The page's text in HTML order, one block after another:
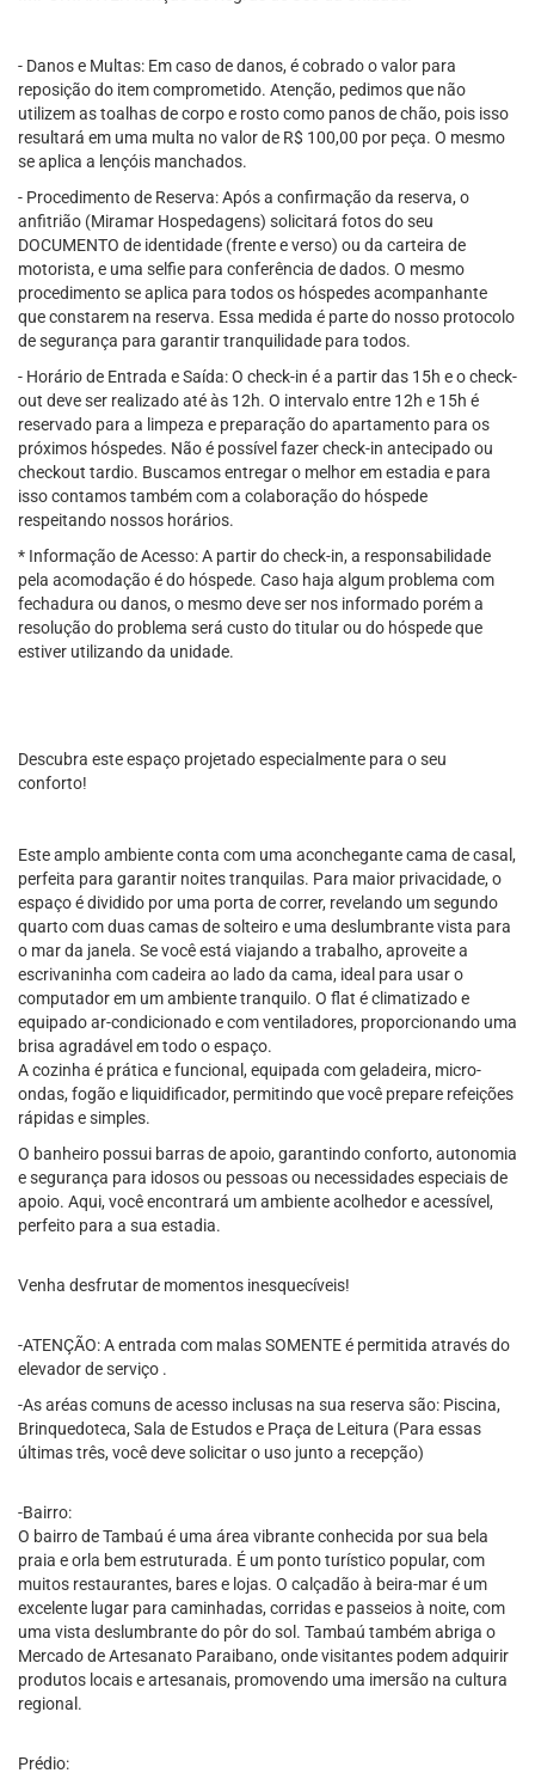
- Danos e Multas: Em caso de danos, é cobrado o valor para
reposição do item comprometido. Atenção, pedimos que não
utilizem as toalhas de corpo e rosto como panos de chão, pois isso
resultará em uma multa no valor de R$ 100,00 por peça. O mesmo
se aplica a lençóis manchados.
- Procedimento de Reserva: Após a confirmação da reserva, o
anfitrião (Miramar Hospedagens) solicitará fotos do seu
DOCUMENTO de identidade (frente e verso) ou da carteira de
motorista, e uma selfie para conferência de dados. O mesmo
procedimento se aplica para todos os hóspedes acompanhante
que constarem na reserva. Essa medida é parte do nosso protocolo
de segurança para garantir tranquilidade para todos.
- Horário de Entrada e Saída: O check-in é a partir das 15h e o check-
out deve ser realizado até às 12h. O intervalo entre 12h e 15h é
reservado para a limpeza e preparação do apartamento para os
próximos hóspedes. Não é possível fazer check-in antecipado ou
checkout tardio. Buscamos entregar o melhor em estadia e para
isso contamos também com a colaboração do hóspede
respeitando nossos horários.
* Informação de Acesso: A partir do check-in, a responsabilidade
pela acomodação é do hóspede. Caso haja algum problema com
fechadura ou danos, o mesmo deve ser nos informado porém a
resolução do problema será custo do titular ou do hóspede que
estiver utilizando da unidade.
Descubra este espaço projetado especialmente para o seu
conforto!
Este amplo ambiente conta com uma aconchegante cama de casal,
perfeita para garantir noites tranquilas. Para maior privacidade, o
espaço é dividido por uma porta de correr, revelando um segundo
quarto com duas camas de solteiro e uma deslumbrante vista para
o mar da janela. Se você está viajando a trabalho, aproveite a
escrivaninha com cadeira ao lado da cama, ideal para usar o
computador em um ambiente tranquilo. O flat é climatizado e
equipado ar-condicionado e com ventiladores, proporcionando uma
brisa agradável em todo o espaço.
A cozinha é prática e funcional, equipada com geladeira, micro-
ondas, fogão e liquidificador, permitindo que você prepare refeições
rápidas e simples.
O banheiro possui barras de apoio, garantindo conforto, autonomia
e segurança para idosos ou pessoas ou necessidades especiais de
apoio. Aqui, você encontrará um ambiente acolhedor e acessível,
perfeito para a sua estadia.
Venha desfrutar de momentos inesquecíveis!
-ATENÇÃO: A entrada com malas SOMENTE é permitida através do
elevador de serviço .
-As aréas comuns de acesso inclusas na sua reserva são: Piscina,
Brinquedoteca, Sala de Estudos e Praça de Leitura (Para essas
últimas três, você deve solicitar o uso junto a recepção)
-Bairro:
O bairro de Tambaú é uma área vibrante conhecida por sua bela
praia e orla bem estruturada. É um ponto turístico popular, com
muitos restaurantes, bares e lojas. O calçadão à beira-mar é um
excelente lugar para caminhadas, corridas e passeios à noite, com
uma vista deslumbrante do pôr do sol. Tambaú também abriga o
Mercado de Artesanato Paraibano, onde visitantes podem adquirir
produtos locais e artesanais, promovendo uma imersão na cultura
regional.
Prédio: